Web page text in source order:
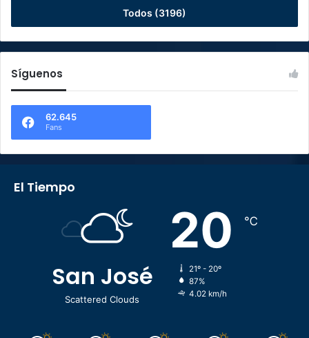
Todos (3196)
Síguenos
62.645
Fans
El Tiempo
San José
Scattered Clouds
20 ℃
21º - 20º
87%
4.02 km/h